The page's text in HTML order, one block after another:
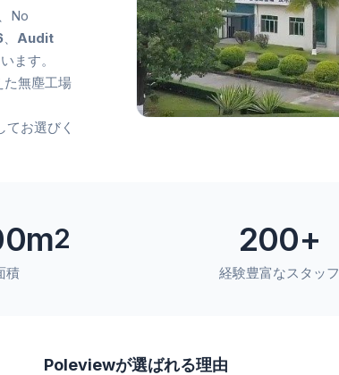
No
、 Audit
ます。
た無塵工場
お選びく
2
積
200+
経験豊富なスタッフ
Poleviewが選ばれる理由